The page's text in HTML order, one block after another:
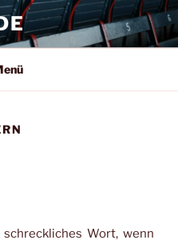
Wort, wenn